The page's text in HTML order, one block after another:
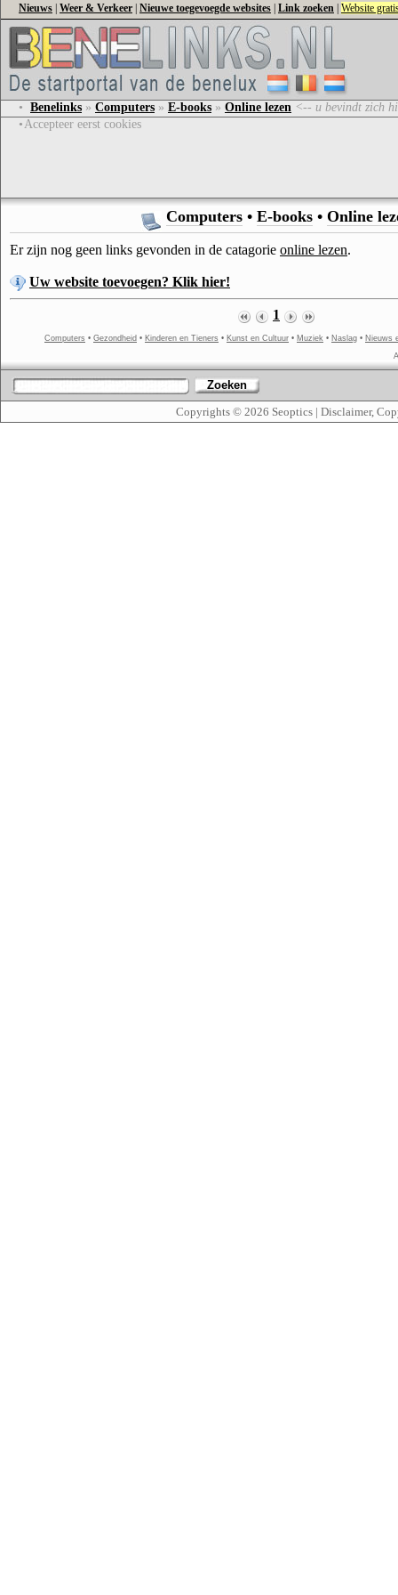
Nieuws Weer & Verkeer Nieuwe toegevoegde websites Link zoeken Website
• Benelinks » Computers » E-books » Online lezen <-- u bevindt zich
•Accepteer eerst cookies
Computers • E-books • Online
Er zijn nog geen links gevonden in de catagorie online lezen.
Uw website toevoegen? Klik hier!
1
Computers • Gezondheid • Kinderen en Tieners • Kunst en Cultuur • Muziek • Naslag • Nieuws
Zoeken
Copyrights © 2026 Seoptics | Disclaimer,